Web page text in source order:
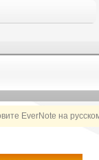
EverNote на